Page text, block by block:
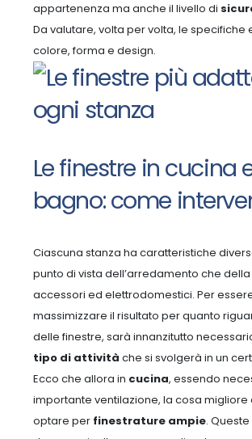
appartenenza ma anche il livello di
Da valutare, volta per volta, le specifiche
colore, forma e design.
Le finestre in cucina
bagno: come
Ciascuna stanza ha caratteristiche
punto di vista dell’arredamento che
accessori ed elettrodomestici. Per
massimizzare il risultato per quanto
delle finestre, sarà innanzitutto
tipo di attività che si svolgerà in un
Ecco che allora in cucina, essendo
importante ventilazione, la cosa migliore
optare perfinestrature ampie.